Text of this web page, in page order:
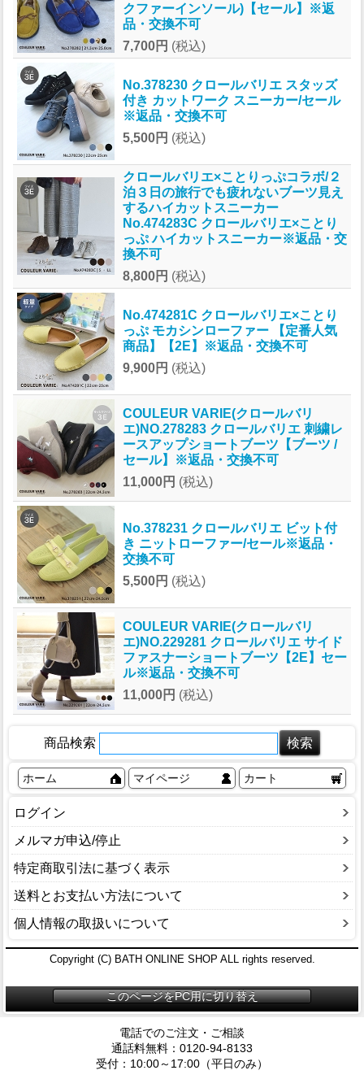
クファーインソール)【セール】※返
品・交換不可
7,700円 (税込)
No.378230 クロールバリエ スタッズ
付き カットワーク スニーカー/セール
※返品・交換不可
5,500円 (税込)
クロールバリエ×ことりっぷコラボ/２
泊３日の旅行でも疲れないブーツ見え
するハイカットスニーカー
No.474283C クロールバリエ×ことり
っぷ ハイカットスニーカー※返品・交
換不可
8,800円 (税込)
No.474281C クロールバリエ×ことり
っぷ モカシンローファー 【定番人気
商品】【2E】※返品・交換不可
9,900円 (税込)
COULEUR VARIE(クロールバリ
エ)NO.278283 クロールバリエ 刺繍レ
ースアップショートブーツ【ブーツ /
セール】※返品・交換不可
11,000円 (税込)
No.378231 クロールバリエ ビット付
き ニットローファー/セール※返品・
交換不可
5,500円 (税込)
COULEUR VARIE(クロールバリ
エ)NO.229281 クロールバリエ サイド
ファスナーショートブーツ【2E】セー
ル※返品・交換不可
11,000円 (税込)
商品検索
ホーム マイページ カート
ログイン
メルマガ申込/停止
特定商取引法に基づく表示
送料とお支払い方法について
個人情報の取扱いについて
Copyright (C) BATH ONLINE SHOP ALL rights reserved.
電話でのご注文・ご相談
通話料無料：0120-94-8133
受付：10:00～17:00（平日のみ）
このページをPC用に切り替え